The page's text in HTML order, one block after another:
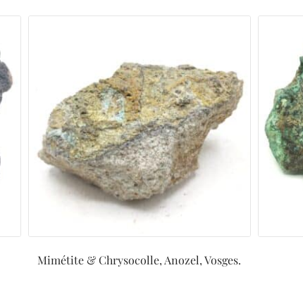
Mimétite & Chrysocolle, Anozel, Vosges.